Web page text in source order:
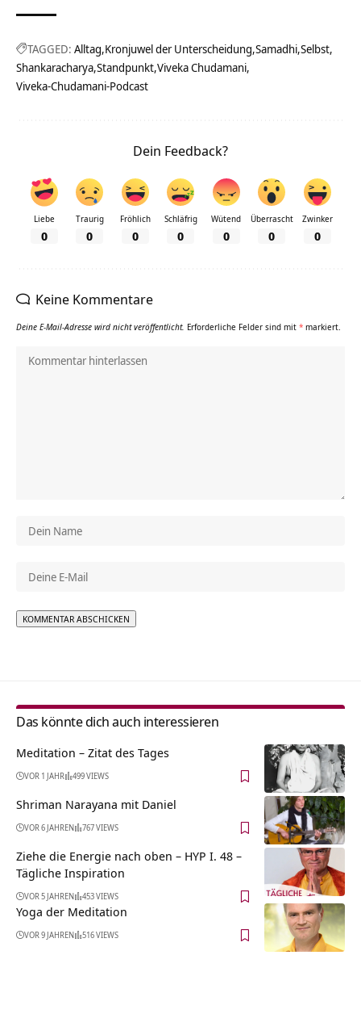
TAGGED: Alltag Kronjuwel der Unterscheidung Samadhi Selbst
Shankaracharya Standpunkt Viveka Chudamani
Viveka-Chudamani-Podcast
Dein Feedback?
Liebe
0
Traurig
0
Fröhlich
0
Schläfrig
0
Wütend
0
Überrascht
0
Zwinker
0
Keine Kommentare
Deine E-Mail-Adresse wird nicht veröffentlicht. Erforderliche Felder sind mit * markiert.
Das könnte dich auch interessieren
Meditation – Zitat des Tages
VOR 1 JAHR 499 VIEWS
Shriman Narayana mit Daniel
VOR 6 JAHREN 767 VIEWS
Ziehe die Energie nach oben – HYP I. 48 –
Tägliche Inspiration
VOR 5 JAHREN 453 VIEWS
Yoga der Meditation
VOR 9 JAHREN 516 VIEWS